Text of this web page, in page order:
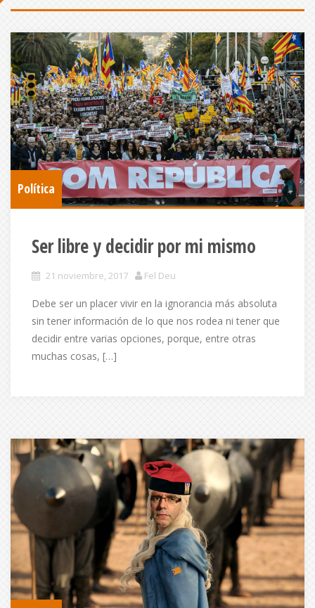
Política
Ser libre y decidir por mi mismo
21 noviembre, 2017 Fel Deu
Debe ser un placer vivir en la ignorancia más absoluta
sin tener información de lo que nos rodea ni tener que
decidir entre varias opciones, porque, entre otras
muchas cosas, […]